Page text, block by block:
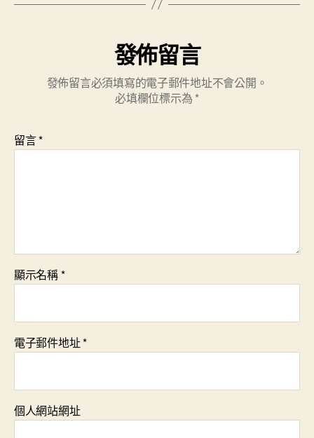
發佈留言
發佈留言必須填寫的電子郵件地址不會公開。
必填欄位標示為 *
留言*
顯示名稱*
電子郵件地址*
個人網站網址